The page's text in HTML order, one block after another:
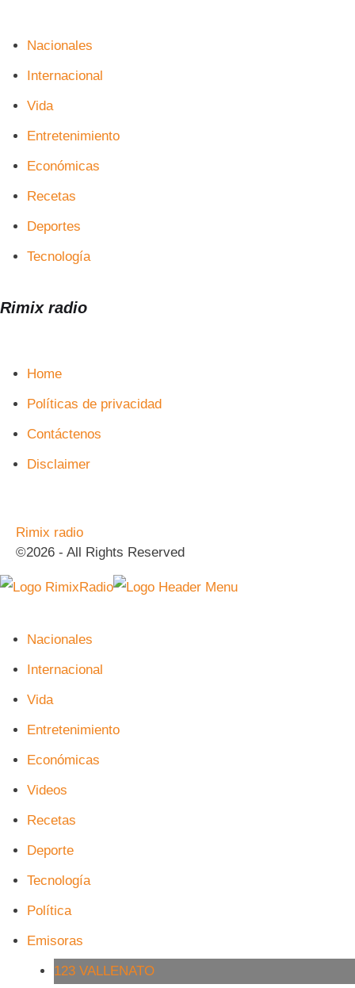
Rimix radio
Home
Políticas de privacidad
Contáctenos
Disclaimer
Nacionales
Internacional
Vida
Entretenimiento
Económicas
Recetas
Deportes
Tecnología
Rimix radio
©2026 - All Rights Reserved
Nacionales
Internacional
Vida
Entretenimiento
Económicas
Videos
Recetas
Deporte
Tecnología
Política
Emisoras
123 VALLENATO